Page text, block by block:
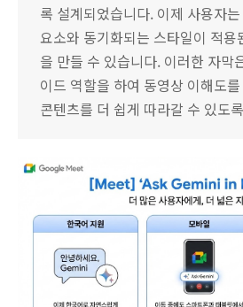
록 설계되었습니다. 이제 사용자
요소와 동기화되는 스타일이 적용
을 만들 수 있습니다. 이러한 자막
이드 역할을 하여 동영상 이해도
콘텐츠를 더 쉽게 따라갈 수 있도